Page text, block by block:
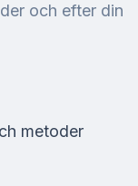
och efter din
metoder